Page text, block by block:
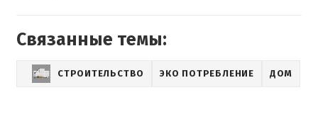
Связанные темы:
СТРОИТЕЛЬСТВО ЭКО ПОТРЕБЛЕНИЕ ДОМ